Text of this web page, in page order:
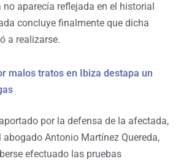
aparecía reflejada en el historial
concluye finalmente que dicha
a realizarse.
malos tratos en Ibiza destapa un
por la defensa de la afectada,
abogado Antonio Martínez Quereda,
efectuado las pruebas